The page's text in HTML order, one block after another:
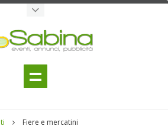
Fiere e mercatini